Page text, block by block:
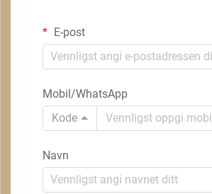
E-post
Mobil/WhatsApp
Kode
Navn